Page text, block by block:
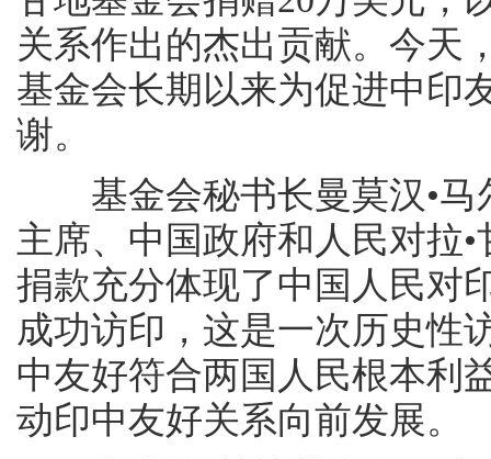
关系作出的杰出贡献。今天
基金会长期以来为促进中印
谢。
基金会秘书长曼莫汉•马
主席、中国政府和人民对拉
捐款充分体现了中国人民对
成功访印，这是一次历史性
中友好符合两国人民根本利
动印中友好关系向前发展。